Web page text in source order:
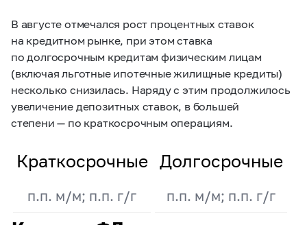
В августе отмечался рост процентных ставок
на кредитном рынке, при этом ставка
по долгосрочным кредитам физическим лицам
(включая льготные ипотечные жилищные кредиты)
несколько снизилась. Наряду с этим продолжилось
увеличение депозитных ставок, в большей
степени — по краткосрочным операциям.
Краткосрочные Долгосрочные
п.п. м/м; п.п. г/г п.п. м/м; п.п. г/г